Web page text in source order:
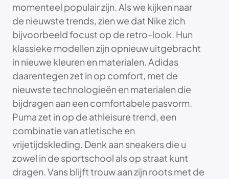
momenteel populair zijn. Als we kijken naar
de nieuwste trends, zien we dat Nike zich
bijvoorbeeld focust op de retro-look. Hun
klassieke modellen zijn opnieuw uitgebracht
in nieuwe kleuren en materialen. Adidas
daarentegen zet in op comfort, met de
nieuwste technologieën en materialen die
bijdragen aan een comfortabele pasvorm.
Puma zet in op de athleisure trend, een
combinatie van atletische en
vrijetijdskleding. Denk aan sneakers die u
zowel in de sportschool als op straat kunt
dragen. Vans blijft trouw aan zijn roots met de